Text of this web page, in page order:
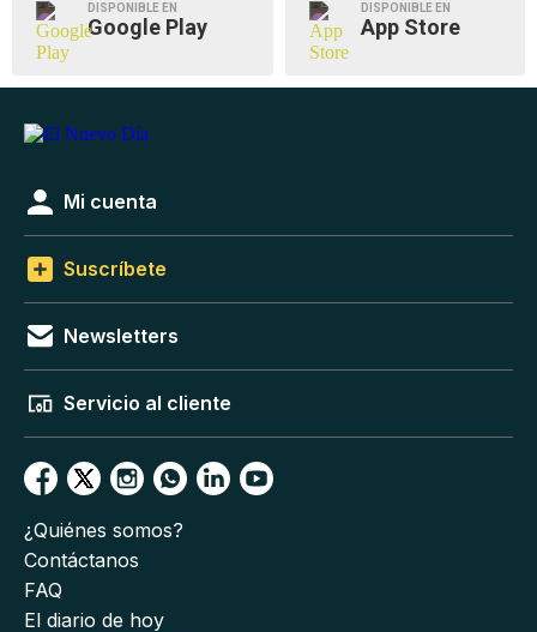
DISPONIBLE EN
Google Play
DISPONIBLE EN
App Store
Mi cuenta
Suscríbete
Newsletters
Servicio al cliente
¿Quiénes somos?
Contáctanos
FAQ
El diario de hoy